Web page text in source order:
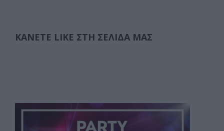
ΚΆΝΕΤΕ LIKE ΣΤΗ ΣΕΛΊΔΑ ΜΑΣ